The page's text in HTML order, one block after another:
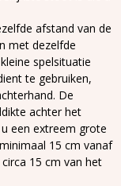
afstand van de
met dezelfde
spelsituatie
te gebruiken,
De
achter het
een extreem grote
15 cm vanaf
15 cm van het